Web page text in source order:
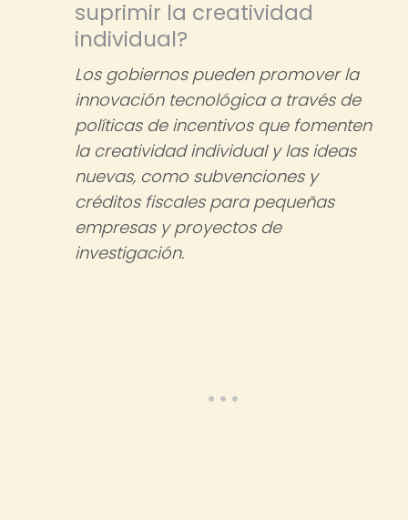
suprimir la creatividad
individual?
Los gobiernos pueden promover la
innovación tecnológica a través de
políticas de incentivos que fomenten
la creatividad individual y las ideas
nuevas, como subvenciones y
créditos fiscales para pequeñas
empresas y proyectos de
investigación.